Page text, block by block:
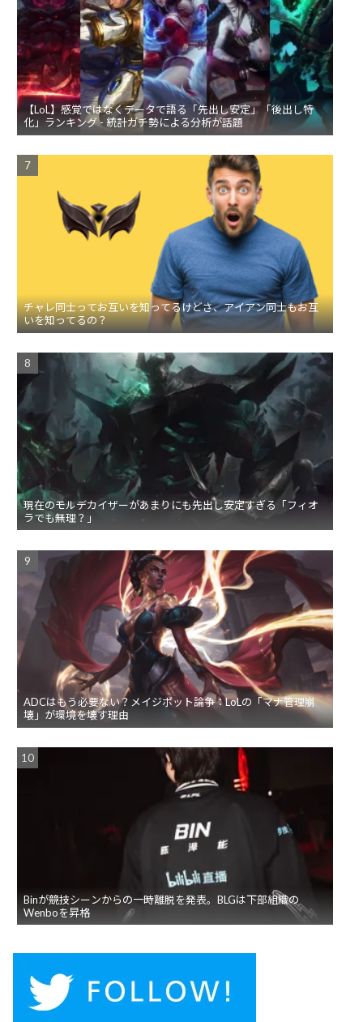
【LoL】感覚ではなくデータで語る「先出し安定」「後出し特
化」ランキング - 統計ガチ勢による分析が話題
チャレ同士ってお互いを知ってるけどさ、アイアン同士もお互
いを知ってるの？
現在のモルデカイザーがあまりにも先出し安定すぎる「フィオ
ラでも無理？」
ADCはもう必要ない？メイジボット論争：LoLの「マナ管理崩
壊」が環境を壊す理由
Binが競技シーンからの一時離脱を発表。BLGは下部組織の
Wenboを昇格